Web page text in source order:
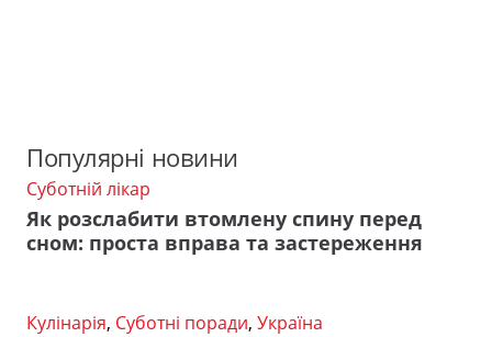
Популярні новини
Суботній лікар
Як розслабити втомлену спину перед
сном: проста вправа та застереження
Кулінарія, Суботні поради, Україна